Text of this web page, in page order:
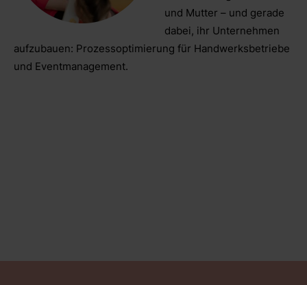
und Mutter – und gerade
dabei, ihr Unternehmen
aufzubauen: Prozessoptimierung für Handwerksbetriebe
und Eventmanagement.